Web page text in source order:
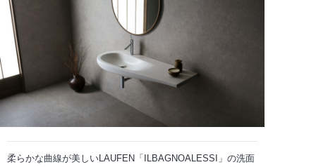
柔らかな曲線が美しいLAUFEN「ILBAGNOALESSI」の洗面